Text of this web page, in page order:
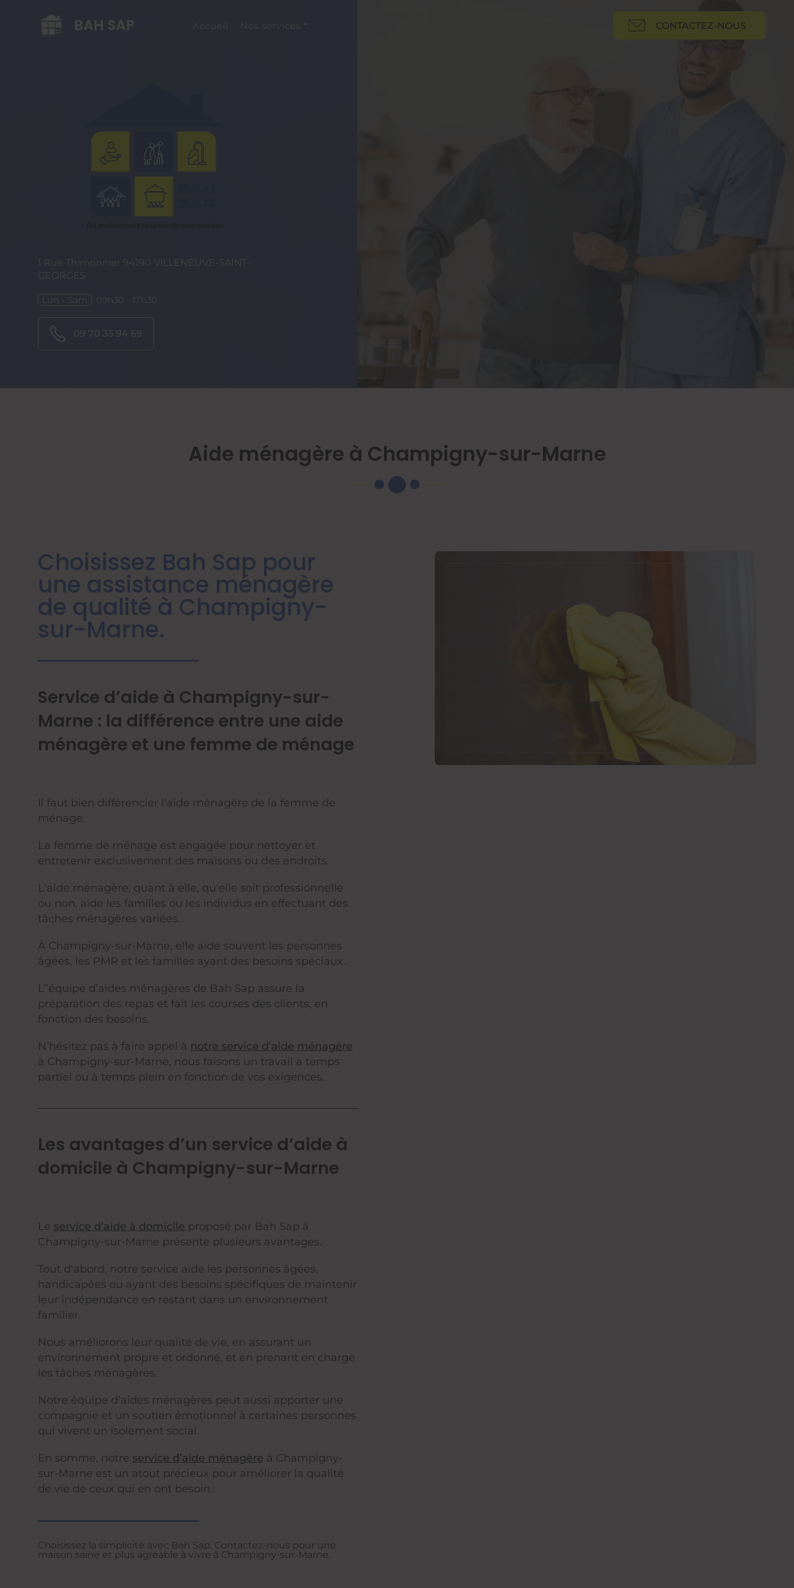
1 Rue Thimonnier 94190 VILLENEUVE-SAINT-
GEORGES
Lun - Sam 09h30 - 17h30
09 70 35 94 69
BAH SAP Accueil Nos services CONTACTEZ-NOUS
Aide ménagère à Champigny-sur-Marne
Choisissez Bah Sap pour
une assistance ménagère
de qualité à Champigny-
sur-Marne.
Service d’aide à Champigny-sur-
Marne : la différence entre une aide
ménagère et une femme de ménage
Il faut bien différencier l'aide ménagère de la femme de
ménage.
La femme de ménage est engagée pour nettoyer et
entretenir exclusivement des maisons ou des endroits.
L'aide ménagère, quant à elle, qu'elle soit professionnelle
ou non, aide les familles ou les individus en effectuant des
tâches ménagères variées.
À Champigny-sur-Marne, elle aide souvent les personnes
âgées, les PMR et les familles ayant des besoins spéciaux.
L’’équipe d’aides ménagères de Bah Sap assure la
préparation des repas et fait les courses des clients, en
fonction des besoins.
N’hésitez pas à faire appel à notre service d’aide ménagère
à Champigny-sur-Marne, nous faisons un travail à temps
partiel ou à temps plein en fonction de vos exigences.
Les avantages d’un service d’aide à
domicile à Champigny-sur-Marne
Le service d’aide à domicile proposé par Bah Sap à
Champigny-sur-Marne présente plusieurs avantages.
Tout d'abord, notre service aide les personnes âgées,
handicapées ou ayant des besoins spécifiques de maintenir
leur indépendance en restant dans un environnement
familier.
Nous améliorons leur qualité de vie, en assurant un
environnement propre et ordonné, et en prenant en charge
les tâches ménagères.
Notre équipe d’aides ménagères peut aussi apporter une
compagnie et un soutien émotionnel à certaines personnes
qui vivent un isolement social.
En somme, notre service d’aide ménagère à Champigny-
sur-Marne est un atout précieux pour améliorer la qualité
de vie de ceux qui en ont besoin.
Choisissez la simplicité avec Bah Sap. Contactez-nous pour une
maison saine et plus agréable à vivre à Champigny-sur-Marne.